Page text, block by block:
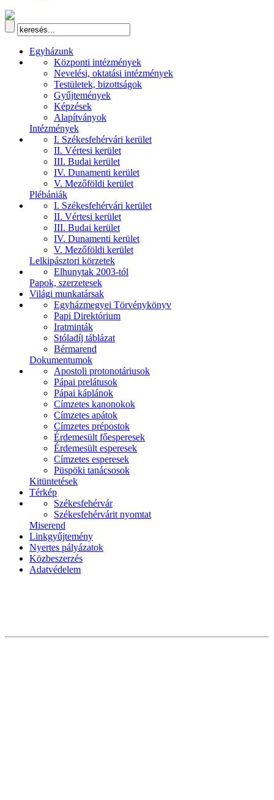
Egyházunk
Központi intézmények
Nevelési, oktatási intézmények
Testületek, bizottságok
Gyűjtemények
Képzések
Alapítványok
Intézmények
I. Székesfehérvári kerület
II. Vértesi kerület
III. Budai kerület
IV. Dunamenti kerület
V. Mezőföldi kerület
Plébániák
I. Székesfehérvári kerület
II. Vértesi kerület
III. Budai kerület
IV. Dunamenti kerület
V. Mezőföldi kerület
Lelkipásztori körzetek
Elhunytak 2003-tól
Papok, szerzetesek
Világi munkatársak
Egyházmegyei Törvénykönyv
Papi Direktórium
Iratminták
Stóladíj táblázat
Bérmarend
Dokumentumok
Apostoli protonotáriusok
Pápai prelátusok
Pápai káplánok
Címzetes kanonokok
Címzetes apátok
Címzetes prépostok
Érdemesült főesperesek
Érdemesült esperesek
Címzetes esperesek
Püspöki tanácsosok
Kitüntetések
Térkép
Székesfehérvár
Székesfehérvárit nyomtat
Miserend
Linkgyűjtemény
Nyertes pályázatok
Közbeszerzés
Adatvédelem